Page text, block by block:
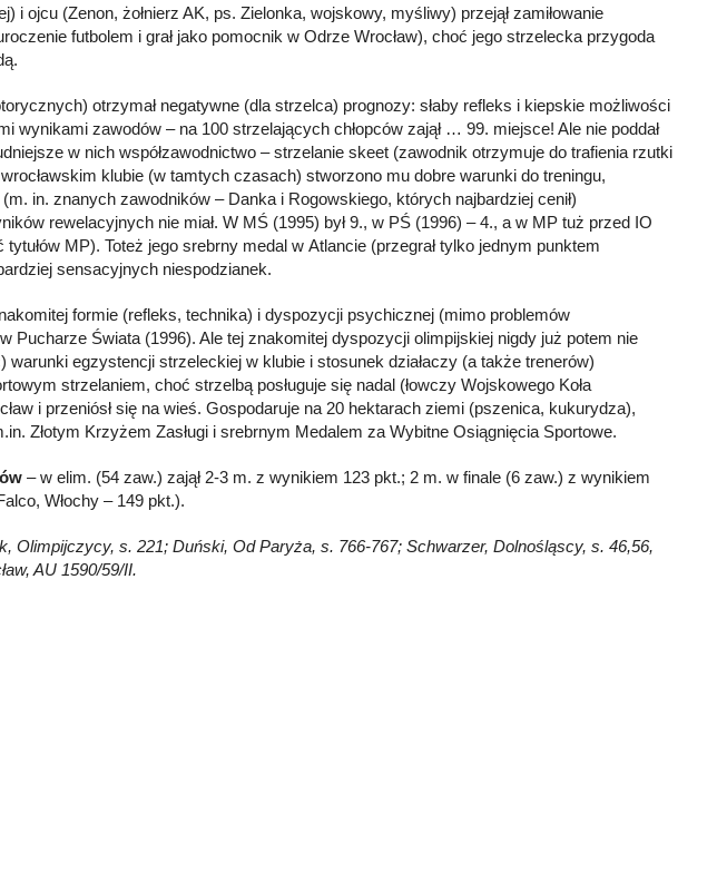
i ojcu (Zenon, żołnierz AK, ps. Zielonka, wojskowy, myśliwy) przejął zamiłowanie
futbolem i grał jako pomocnik w Odrze Wrocław), choć jego strzelecka przygoda
otrzymał negatywne (dla strzelca) prognozy: słaby refleks i kiepskie możliwości
wynikami zawodów – na 100 strzelających chłopców zajął … 99. miejsce! Ale nie poddał
w nich współzawodnictwo – strzelanie skeet (zawodnik otrzymuje do trafienia rzutki
klubie (w tamtych czasach) stworzono mu dobre warunki do treningu,
in. znanych zawodników – Danka i Rogowskiego, których najbardziej cenił)
rewelacyjnych nie miał. W MŚ (1995) był 9., w PŚ (1996) – 4., a w MP tuż przed IO
MP). Toteż jego srebrny medal w Atlancie (przegrał tylko jednym punktem
sensacyjnych niespodzianek.
formie (refleks, technika) i dyspozycji psychicznej (mimo problemów
Pucharze Świata (1996). Ale tej znakomitej dyspozycji olimpijskiej nigdy już potem nie
warunki egzystencji strzeleckiej w klubie i stosunek działaczy (a także trenerów)
strzelaniem, choć strzelbą posługuje się nadal (łowczy Wojskowego Koła
i przeniósł się na wieś. Gospodaruje na 20 hektarach ziemi (pszenica, kukurydza),
Złotym Krzyżem Zasługi i srebrnym Medalem za Wybitne Osiągnięcia Sportowe.
– w elim. (54 zaw.) zajął 2-3 m. z wynikiem 123 pkt.; 2 m. w finale (6 zaw.) z wynikiem
Włochy – 149 pkt.).
Olimpijczycy, s. 221; Duński, Od Paryża, s. 766-767; Schwarzer, Dolnośląscy, s. 46,56,
AU 1590/59/II.